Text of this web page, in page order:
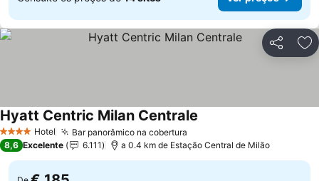
Partilhar
4 EstrelasHotel Bar panorâmico na cobertura
Hyatt Centric Milan Centrale
8,6 Excelente 6.111 a 0.4 km de Estação Central de Milão